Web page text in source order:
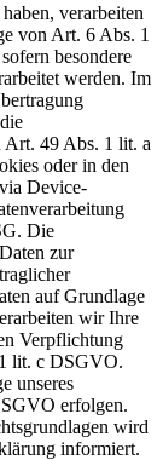
verarbeiten
von Art. 6 Abs. 1
besondere
werden. Im
Art. 49 Abs. 1 lit. a
oder in den
Device-
Die
zur
auf Grundlage
wir Ihre
Verpflichtung
lit. c DSGVO.
unseres
erfolgen.
wird
informiert.